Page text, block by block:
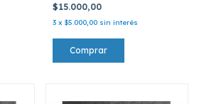
$15.000,00
3 x $5.000,00 sin interés